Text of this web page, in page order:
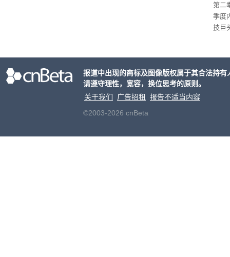
第二
季度
技巨
报道中出现的商标及图像版权属于其合法持
请遵守理性，宽容，换位思考的原则。
关于我们
广告招租
报告不适当内容
©2003-2026 cnBeta